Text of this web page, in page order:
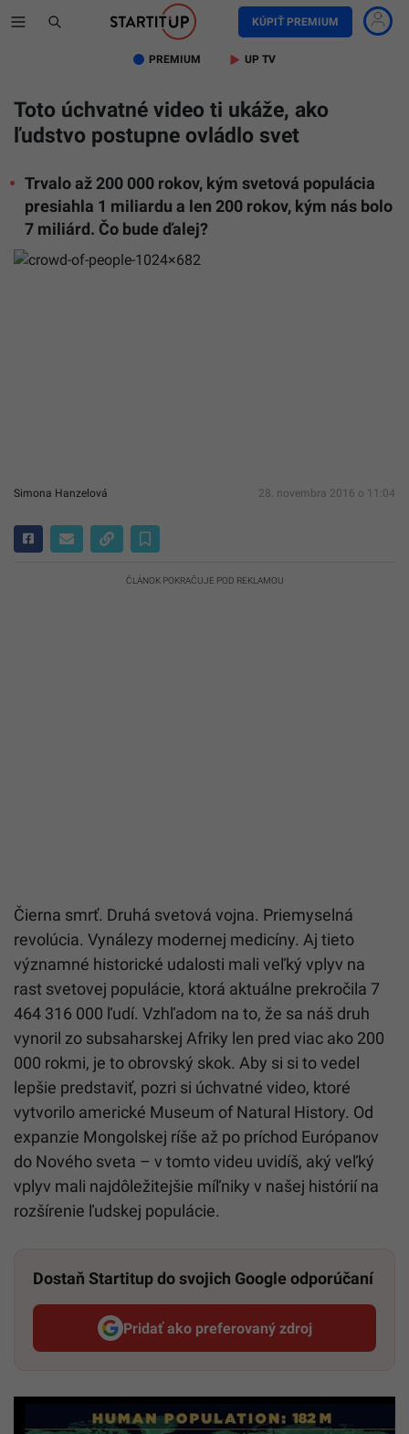
KÚPIŤ PREMIUM
PREMIUM UP TV
Toto úchvatné video ti ukáže, ako
ľudstvo postupne ovládlo svet
Trvalo až 200 000 rokov, kým svetová populácia
presiahla 1 miliardu a len 200 rokov, kým nás bolo
7 miliárd. Čo bude ďalej?
Simona Hanzelová 28. novembra 2016 o 11:04
ČLÁNOK POKRAČUJE POD REKLAMOU
Čierna smrť. Druhá svetová vojna. Priemyselná
revolúcia. Vynálezy modernej medicíny. Aj tieto
významné historické udalosti mali veľký vplyv na
rast svetovej populácie, ktorá aktuálne prekročila 7
464 316 000 ľudí. Vzhľadom na to, že sa náš druh
vynoril zo subsaharskej Afriky len pred viac ako 200
000 rokmi, je to obrovský skok. Aby si si to vedel
lepšie predstaviť, pozri si úchvatné video, ktoré
vytvorilo americké Museum of Natural History. Od
expanzie Mongolskej ríše až po príchod Európanov
do Nového sveta – v tomto videu uvidíš, aký veľký
vplyv mali najdôležitejšie míľniky v našej histórií na
rozšírenie ľudskej populácie.
Dostaň Startitup do svojich Google odporúčaní
Pridať ako preferovaný zdroj
Startitup, odkaz sa otvorí v